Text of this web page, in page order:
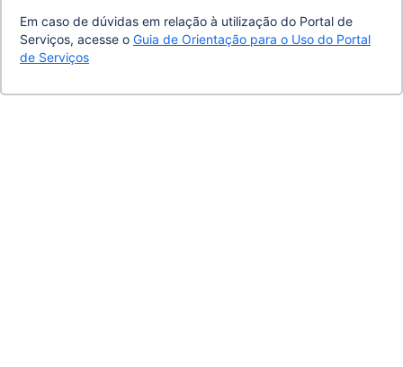
Em caso de dúvidas em relação à utilização do Portal de
Serviços, acesse o Guia de Orientação para o Uso do Portal
de Serviços